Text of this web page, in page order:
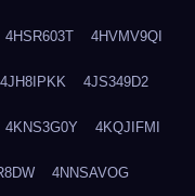
4HSR603T 4HVMV9QI
4JH8IPKK 4JS349D2
4KNS3G0Y 4KQJIFMI
4NNSAVOG